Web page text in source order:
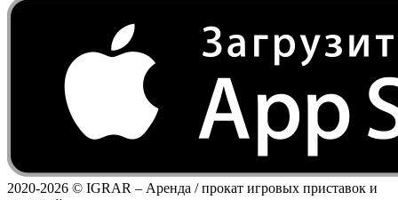
2020-2026 © IGRAR – Аренда / прокат игровых приставок и